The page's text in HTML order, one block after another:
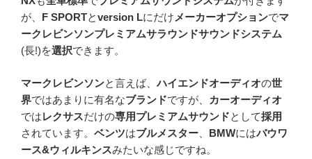
が、 F SPORTとversion Lにだけ メーカーオプションでマ
ークレビンソンプレミアムサラウンドサウンドシステム
(長!)を選択できます。
マークレビンソンと言えば、ハイエンドオーディオの世
界ではあまりに有名なブランドですが、
カーオーディオ
ではレクサスだけの専用プレミアムサウンドとして採用
されています。 ベンツはブルメスター BMWにはバウワ
ース&ウィルキンスみたいな感じですね。